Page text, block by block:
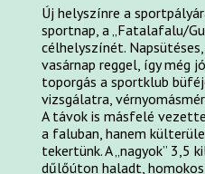
Új helyszínre a
sportnap, a „Fatalafalu/
célhelyszínét.
vasárnap reggel, így még
toporgás a sportklub
vizsgálatra,
A távok is másfelé
a faluban, hanem
tekertünk. A „nagyok”
dűlőúton haladt,